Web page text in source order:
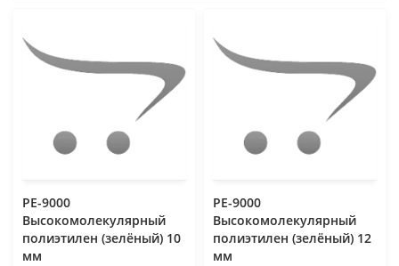
РЕ-9000
Высокомолекулярный
полиэтилен (зелёный) 10
мм
РЕ-9000
Высокомолекулярный
полиэтилен (зелёный) 12
мм